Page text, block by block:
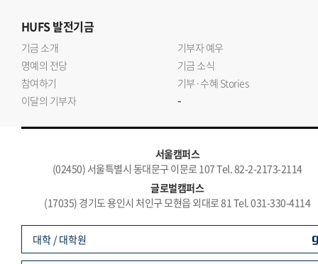
HUFS발전기금
기금 소개
기부자 예우
명예의 전당
기금 소식
참여하기
기부·수혜 Stories
이달의 기부자
-
서울캠퍼스
(02450) 서울특별시 동대문구 이문로 107 Tel. 82-2-2173-2114
글로벌캠퍼스
(17035) 경기도 용인시 처인구 모현읍 외대로 81 Tel. 031-330-4114
대학 / 대학원